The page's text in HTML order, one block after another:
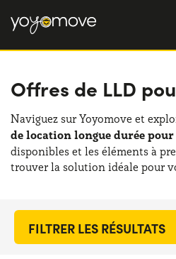
OFFRE LLD
Particulier
Professionnel
LLD OCCASION
QUI NOUS SOMMES
Notre histoire
NOS AVANTAGES
Offres de LLD
Naviguez sur Yoyomove et
de location longue durée
disponibles et les éléments à
trouver la solution idéale pour